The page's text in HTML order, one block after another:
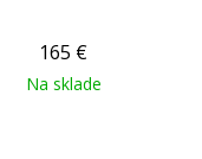
165 €
Na sklade